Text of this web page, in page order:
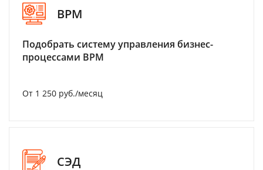
BPM
Подобрать систему управления бизнес-
процессами BPM
От 1 250 руб./месяц
СЭД